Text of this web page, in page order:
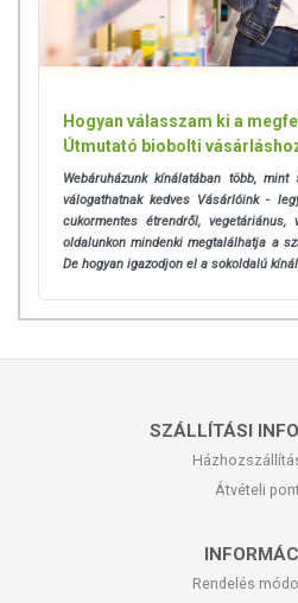
Hogyan válasszam ki a
Útmutató biobolti
Webáruházunk kínálatában több,
válogathatnak kedves Vásárlóink -
cukormentes étrendről,
oldalunkon mindenki megtalálhatja a
De hogyan igazodjon el a sokoldalú
SZÁLLÍTÁSI
Átvételi
Rendelés